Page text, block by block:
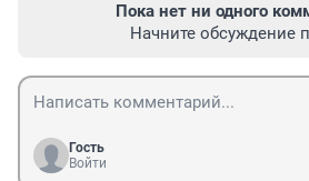
Пока нет ни одного
Начните обсуждение
Гость
Войти